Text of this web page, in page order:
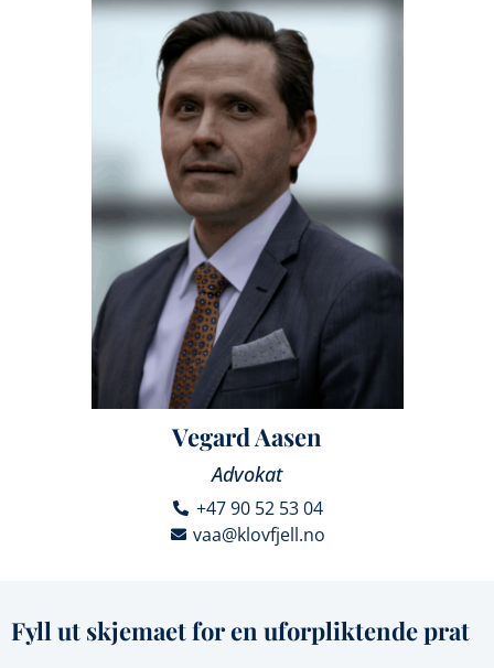
Vegard Aasen
Advokat
+47 90 52 53 04
vaa@klovfjell.no
Fyll ut skjemaet for en uforpliktende prat